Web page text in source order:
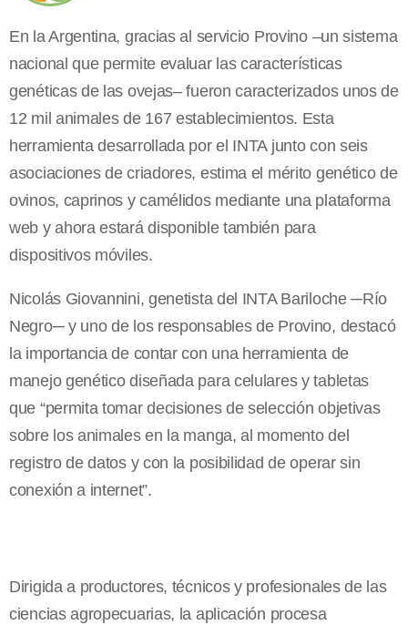
En la Argentina, gracias al servicio Provino –un sistema
nacional que permite evaluar las características
genéticas de las ovejas– fueron caracterizados unos de
12 mil animales de 167 establecimientos. Esta
herramienta desarrollada por el INTA junto con seis
asociaciones de criadores, estima el mérito genético de
ovinos, caprinos y camélidos mediante una plataforma
web y ahora estará disponible también para
dispositivos móviles.
Nicolás Giovannini, genetista del INTA Bariloche ─Río
Negro─ y uno de los responsables de Provino, destacó
la importancia de contar con una herramienta de
manejo genético diseñada para celulares y tabletas
que “permita tomar decisiones de selección objetivas
sobre los animales en la manga, al momento del
registro de datos y con la posibilidad de operar sin
conexión a internet”.
Dirigida a productores, técnicos y profesionales de las
ciencias agropecuarias, la aplicación procesa